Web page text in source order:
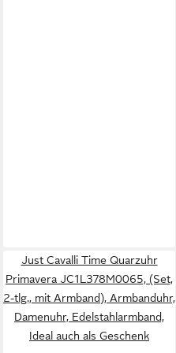
Just Cavalli Time Quarzuhr
Primavera JC1L378M0065, (Set,
2-tlg., mit Armband), Armbanduhr,
Damenuhr, Edelstahlarmband,
Ideal auch als Geschenk